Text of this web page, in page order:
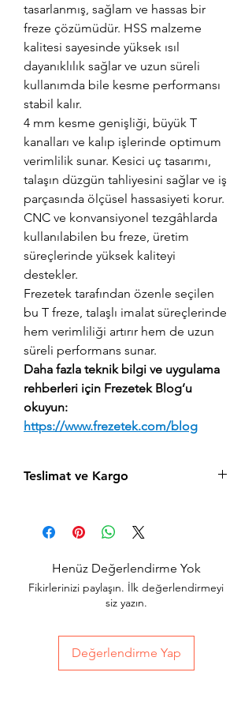
tasarlanmış, sağlam ve hassas bir
freze çözümüdür. HSS malzeme
kalitesi sayesinde yüksek ısıl
dayanıklılık sağlar ve uzun süreli
kullanımda bile kesme performansı
stabil kalır.
4 mm kesme genişliği, büyük T
kanalları ve kalıp işlerinde optimum
verimlilik sunar. Kesici uç tasarımı,
talaşın düzgün tahliyesini sağlar ve iş
parçasında ölçüsel hassasiyeti korur.
CNC ve konvansiyonel tezgâhlarda
kullanılabilen bu freze, üretim
süreçlerinde yüksek kaliteyi
destekler.
Frezetek tarafından özenle seçilen
bu T freze, talaşlı imalat süreçlerinde
hem verimliliği artırır hem de uzun
süreli performans sunar.
Daha fazla teknik bilgi ve uygulama
rehberleri için Frezetek Blog’u
okuyun:
https://www.frezetek.com/blog
Teslimat ve Kargo
siparişler aynı gün içerisinde kargolanır.
Acil siparişlerinizde, İstanbul Avrupa
hızlı teslimat seçeneğimiz bulunmaktadır,
sepet sayfasında teslimat seçimini
Henüz Değerlendirme Yok
Fikirlerinizi paylaşın. İlk değerlendirmeyi
siz yazın.
Değerlendirme Yap